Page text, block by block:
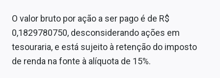
Conteúdo de Marca
O valor bruto por ação a ser pago é de R$
0,1829780750, desconsiderando ações em
tesouraria, e está sujeito à retenção do imposto
de renda na fonte à alíquota de 15%.